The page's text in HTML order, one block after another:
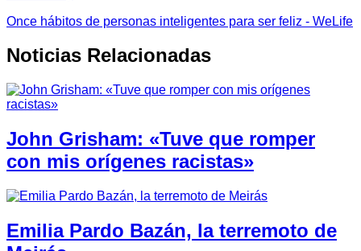
Once hábitos de personas inteligentes para ser feliz - WeLife
Noticias Relacionadas
John Grisham: «Tuve que romper
con mis orígenes racistas»
Emilia Pardo Bazán, la terremoto de